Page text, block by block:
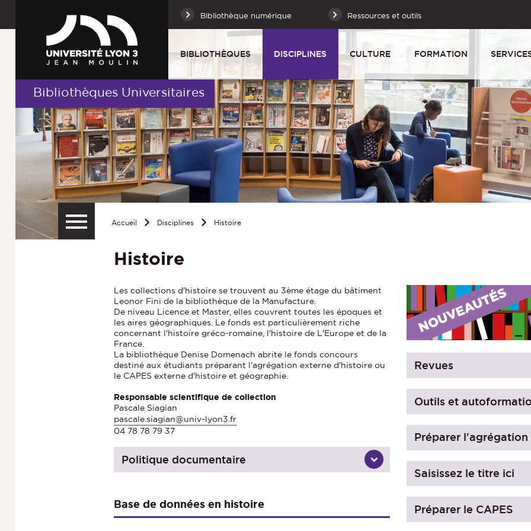
Bibliothèque numérique Ressources et outils
BIBLIOTHÈQUES DISCIPLINES CULTURE FORMATION
Bibliothèques Universitaires
Accueil Disciplines Histoire
Histoire
Les collections d'histoire se trouvent au 3ème étage du bâtiment
Leonor Fini de la bibliothèque de la Manufacture.
De niveau Licence et Master, elles couvrent toutes les époques et
les aires géographiques. Le fonds est particulièrement riche
concernant l'histoire gréco-romaine, l'histoire de L'Europe et de la
France.
La bibliothèque Denise Domenach abrite le fonds concours
destiné aux étudiants préparant l'agrégation externe d'histoire ou
le CAPES externe d'histoire et géographie.
Responsable scientifique de collection
Pascale Siagian
pascale.siagian@univ-lyon3.fr
04 78 78 79 37
Politique documentaire
Base de données en histoire
Revues
Outils et
Préparer l'agrégation
Saisissez le titre ici
Préparer le CAPES